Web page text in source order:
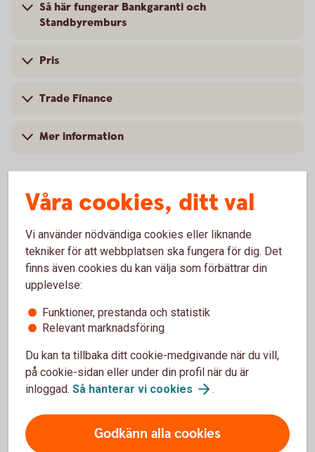
Så här fungerar Bankgaranti och
Standbyremburs
Pris
Trade Finance
Mer information
Vanliga frågor och svar
Kan ni utfärda en borgensgaranti till Nordafrika?
Indien?
Vad är bäst att använda, Standbyremburs eller
Garanti?
Våra cookies, ditt val
Vi använder nödvändiga cookies eller liknande
tekniker för att webbplatsen ska fungera för dig. Det
finns även cookies du kan välja som förbättrar din
upplevelse:
Funktioner, prestanda och statistik
Relevant marknadsföring
Du kan ta tillbaka ditt cookie-medgivande när du vill,
på cookie-sidan eller under din profil när du är
inloggad. Så hanterar vi cookies .
Godkänn alla cookies